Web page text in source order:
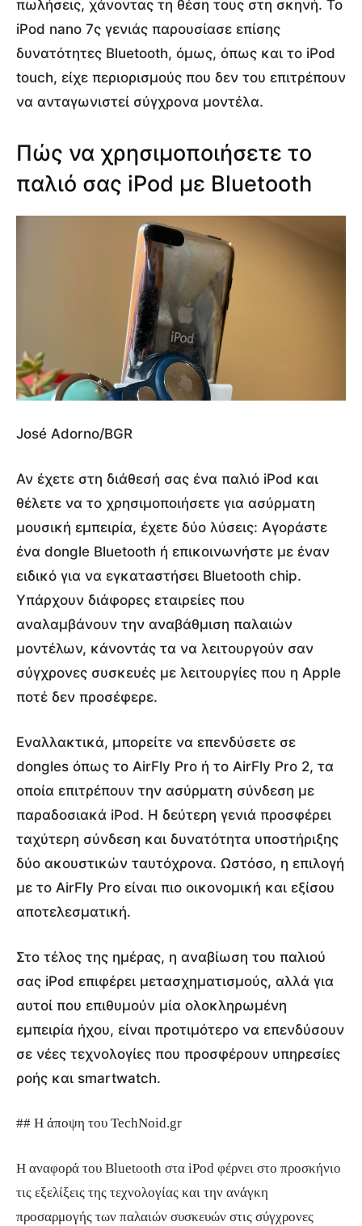
πωλήσεις, χάνοντας τη θέση τους στη σκηνή. Το
iPod nano 7ς γενιάς παρουσίασε επίσης
δυνατότητες Bluetooth, όμως, όπως και το iPod
touch, είχε περιορισμούς που δεν του επιτρέπουν
να ανταγωνιστεί σύγχρονα μοντέλα.
Πώς να χρησιμοποιήσετε το
παλιό σας iPod με Bluetooth
José Adorno/BGR
Αν έχετε στη διάθεσή σας ένα παλιό iPod και
θέλετε να το χρησιμοποιήσετε για ασύρματη
μουσική εμπειρία, έχετε δύο λύσεις: Αγοράστε
ένα dongle Bluetooth ή επικοινωνήστε με έναν
ειδικό για να εγκαταστήσει Bluetooth chip.
Υπάρχουν διάφορες εταιρείες που
αναλαμβάνουν την αναβάθμιση παλαιών
μοντέλων, κάνοντάς τα να λειτουργούν σαν
σύγχρονες συσκευές με λειτουργίες που η Apple
ποτέ δεν προσέφερε.
Εναλλακτικά, μπορείτε να επενδύσετε σε
dongles όπως το AirFly Pro ή το AirFly Pro 2, τα
οποία επιτρέπουν την ασύρματη σύνδεση με
παραδοσιακά iPod. Η δεύτερη γενιά προσφέρει
ταχύτερη σύνδεση και δυνατότητα υποστήριξης
δύο ακουστικών ταυτόχρονα. Ωστόσο, η επιλογή
με το AirFly Pro είναι πιο οικονομική και εξίσου
αποτελεσματική.
Στο τέλος της ημέρας, η αναβίωση του παλιού
σας iPod επιφέρει μετασχηματισμούς, αλλά για
αυτοί που επιθυμούν μία ολοκληρωμένη
εμπειρία ήχου, είναι προτιμότερο να επενδύσουν
σε νέες τεχνολογίες που προσφέρουν υπηρεσίες
ροής και smartwatch.
## Η άποψη του TechNoid.gr
Η αναφορά του Bluetooth στα iPod φέρνει στο προσκήνιο
τις εξελίξεις της τεχνολογίας και την ανάγκη
προσαρμογής των παλαιών συσκευών στις σύγχρονες